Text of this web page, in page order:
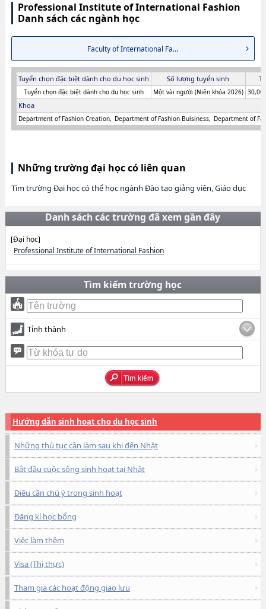
Professional Institute of International Fashion
Danh sách các ngành học
Faculty of International Fa...
Tuyển chọn đặc biệt dành cho du học sinh Số lượng tuyển sinh
Tuyển chọn đặc biệt dành cho du học sinh Một vài người (Niên khóa 2026)
Khoa
Department of Fashion Creation Department of Fashion Buisiness Department of
Những trường đại học có liên quan
Tìm trường Đại học có thể học ngành Đào tạo giảng viên, Giáo dục
Danh sách các trường đã xem gần đây
[Đại học]
Professional Institute of International Fashion
Tìm kiếm trường học
Tỉnh thành
Hướng dẫn sinh hoạt cho du học sinh
Những thủ tục cần làm sau khi đến Nhật
Bắt đầu cuộc sống sinh hoạt tại Nhật
Điều cần chú ý trong sinh hoạt
Đăng kí học bổng
Việc làm thêm
Visa (Thị thực)
Tham gia các hoạt động giao lưu